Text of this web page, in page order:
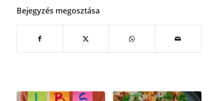
Bejegyzés megosztása